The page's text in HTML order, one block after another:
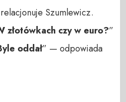
Szumlewicz.
złotówkach czy w euro?”
oddał” — odpowiada